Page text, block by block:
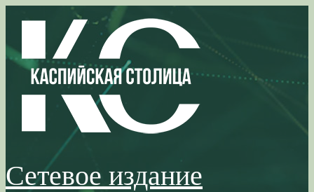
содержимому
Сетевое издание